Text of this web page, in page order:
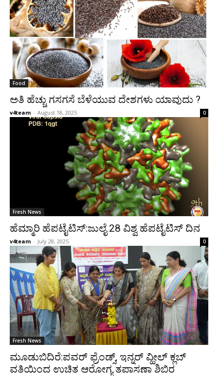
Food
ಅತಿ ಹೆಚ್ಚು ಗಸಗಸೆ ಬೆಳೆಯುವ ದೇಶಗಳು ಯಾವುದು ?
v4team - August 18, 2025 0
Fresh News
ಹೆಮ್ಮಾರಿ ಹೆಪಟೈಟಿಸ್:ಜುಲೈ 28 ವಿಶ್ವ ಹೆಪಟೈಟಿಸ್ ದಿನ
v4team - July 28, 2025 0
Fresh News
ಮೂಡುಬಿದಿರೆ:ಪವರ್ ಫ್ರೆಂಡ್ಸ್, ಇನ್ನರ್ ವ್ಹೀಲ್ ಕ್ಲಬ್
ವತಿಯಿಂದ ಉಚಿತ ಆರೋಗ್ಯ ತಪಾಸಣಾ ಶಿಬಿರ